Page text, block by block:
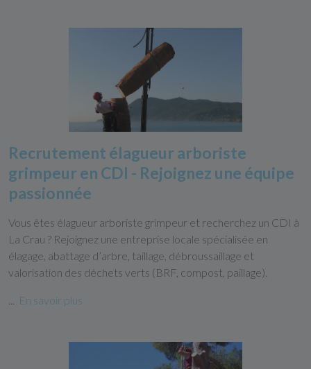
Recrutement élagueur arboriste
grimpeur en CDI - Rejoignez une équipe
passionnée
Vous êtes élagueur arboriste grimpeur et recherchez un CDI à
La Crau ? Rejoignez une entreprise locale spécialisée en
élagage, abattage d’arbre, taillage, débroussaillage et
valorisation des déchets verts (BRF, compost, paillage).
En savoir plus